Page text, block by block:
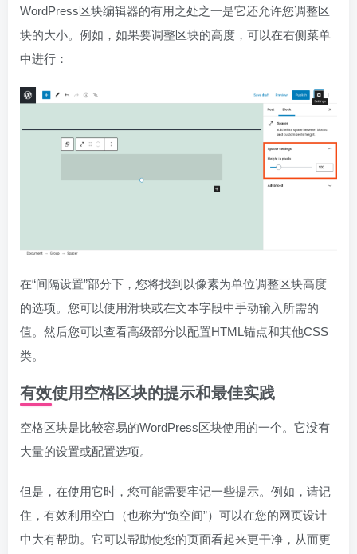
WordPress区块编辑器的有用之处之一是它还允许您调整区
块的大小。例如，如果要调整区块的高度，可以在右侧菜单
中进行：
在“间隔设置”部分下，您将找到以像素为单位调整区块高度
的选项。您可以使用滑块或在文本字段中手动输入所需的
值。然后您可以查看高级部分以配置HTML锚点和其他CSS
类。
有效使用空格区块的提示和最佳实践
空格区块是比较容易的WordPress区块使用的一个。它没有
大量的设置或配置选项。
但是，在使用它时，您可能需要牢记一些提示。例如，请记
住，有效利用空白（也称为“负空间”）可以在您的网页设计
中大有帮助。它可以帮助使您的页面看起来更干净，从而更